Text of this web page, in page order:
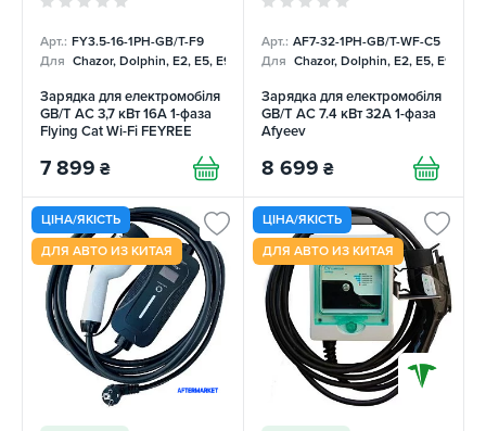
Арт.: FY3.5-16-1PH-GB/T-F9
Для Chazor, Dolphin, E2, E5, E9, Mercedes
Зарядка для електромобіля
GB/T AC 3,7 кВт 16А 1-фаза
Flying Cat Wi-Fi FEYREE
7 899 ₴
Арт.: AF7-32-1PH-GB/T-WF-С5
Для Chazor, Dolphin, E2, E5, E9,
Зарядка для електромобіля
GB/T AC 7.4 кВт 32А 1-фаза
Afyeev
8 699 ₴
ЦІНА/ЯКІСТЬ
ДЛЯ АВТО ИЗ КИТАЯ
ЦІНА/ЯКІСТЬ
ДЛЯ АВТО ИЗ КИТАЯ